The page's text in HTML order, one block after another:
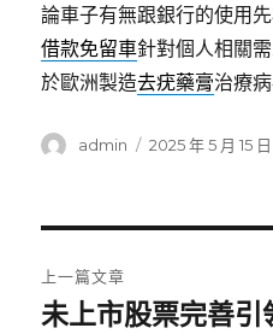
論車子有無跟銀行的使用
借款免留車針對個人相關
於歐洲製造去疣藥膏治療
作
admin
發
2025 年 5 月 15 日
章
上一篇文章
上
未上市股票完善